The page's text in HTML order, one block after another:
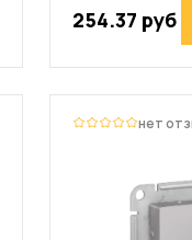
254.37 руб
нет